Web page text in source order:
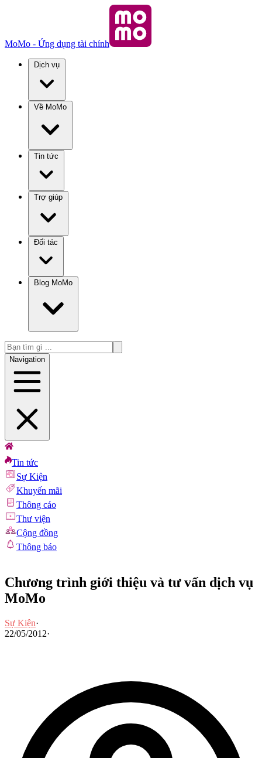
MoMo - Ứng dụng tài chính
Dịch vụ
Về MoMo
Tin tức
Trợ giúp
Đối tác
Blog MoMo
Navigation
Tin tức
Sự Kiện
Khuyến mãi
Thông cáo
Thư viện
Cộng đồng
Thông báo
Chương trình giới thiệu và tư vấn dịch vụ
MoMo
Sự Kiện·
22/05/2012·